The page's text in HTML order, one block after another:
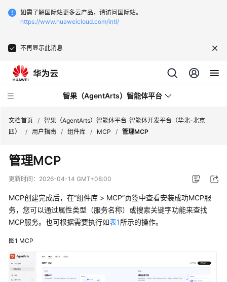
如需了解国际站更多云产品，请访问国际站。
https://www.huaweicloud.com/intl/
不再显示此消息
智果（AgentArts）智能体平台
新
动
产
品
绍
开
始
文档首页 / 智果（AgentArts）智能体平台_智能体开发平台（华北-北京
四）
/ 用户指南 / 组件库 / MCP / 管理MCP
管理MCP
更新时间： 2026-04-14 GMT+08:00
MCP创建完成后，在“组件库 > MCP”页签中查看安装成功MCP服
务，您可以通过属性类型（服务名称）或搜索关键字功能来查找
MCP服务。也可根据需要执行如表1所示的操作。
图1 MCP